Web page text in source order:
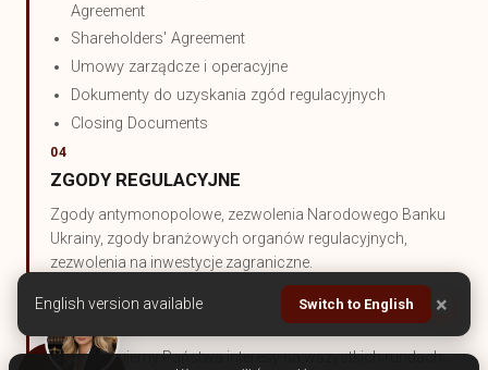
Agreement
Shareholders' Agreement
Umowy zarządcze i operacyjne
Dokumenty do uzyskania zgód regulacyjnych
Closing Documents
04
ZGODY REGULACYJNE
Zgody antymonopolowe, zezwolenia Narodowego Banku
Ukrainy, zgody branżowych organów regulacyjnych,
zezwolenia na inwestycje zagraniczne.
05
NEGOCJACJE I ZAMKNIĘCIE TRANSAKCJI
Reprezentujemy Państwa interesy na wszystkich rundach
English version available Switch to English ×